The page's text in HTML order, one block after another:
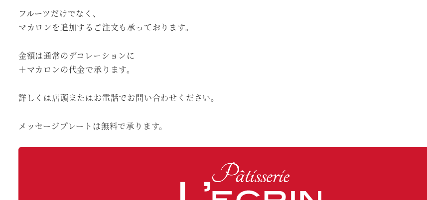
フルーツだけでなく、
マカロンを追加するご注文も承っております。
金額は通常のデコレーションに
＋マカロンの代金で承ります。
詳しくは店頭またはお電話でお問い合わせください。
メッセージプレートは無料で承ります。